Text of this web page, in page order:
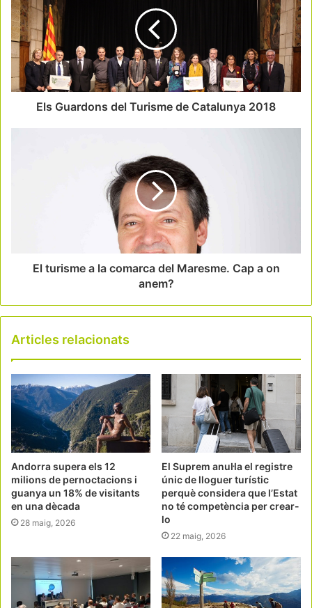
Els Guardons del Turisme de Catalunya 2018
El turisme a la comarca del Maresme. Cap a on
anem?
Articles relacionats
Andorra supera els 12
milions de pernoctacions i
guanya un 18% de visitants
en una dècada
28 maig, 2026
El Suprem anul·la el registre
únic de lloguer turístic
perquè considera que l’Estat
no té competència per crear-
lo
22 maig, 2026